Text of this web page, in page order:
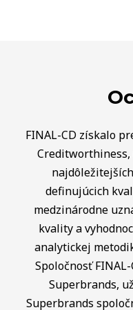
FINAL-CD získalo
definujúcich
medzinárodne
kvality a
analytickej
Spoločnosť
Superbrands,
Superbrands